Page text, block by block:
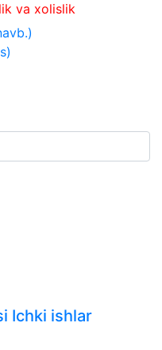
Ichki ishlar